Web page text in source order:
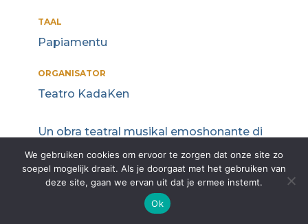
TAAL
Papiamentu
ORGANISATOR
Teatro KadaKen
Un obra teatral musikal emoshonante di
Teatro Kadaken, tokante e delaster dianan
di General Manuel Piar, e yu di Kòrsou
luchadó pa libertat ku a hunga un ròl
krusial den independensia di Gran
We gebruiken cookies om ervoor te zorgen dat onze site zo
soepel mogelijk draait. Als je doorgaat met het gebruiken van
deze site, gaan we ervan uit dat je ermee instemt.
Ok